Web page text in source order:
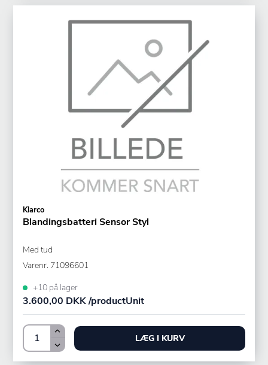
Klarco
Blandingsbatteri Sensor Styl
Med tud
Varenr. 71096601
+10 på lager
3.600,00 DKK /productUnit
LÆG I KURV